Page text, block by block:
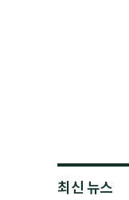
최신 뉴스